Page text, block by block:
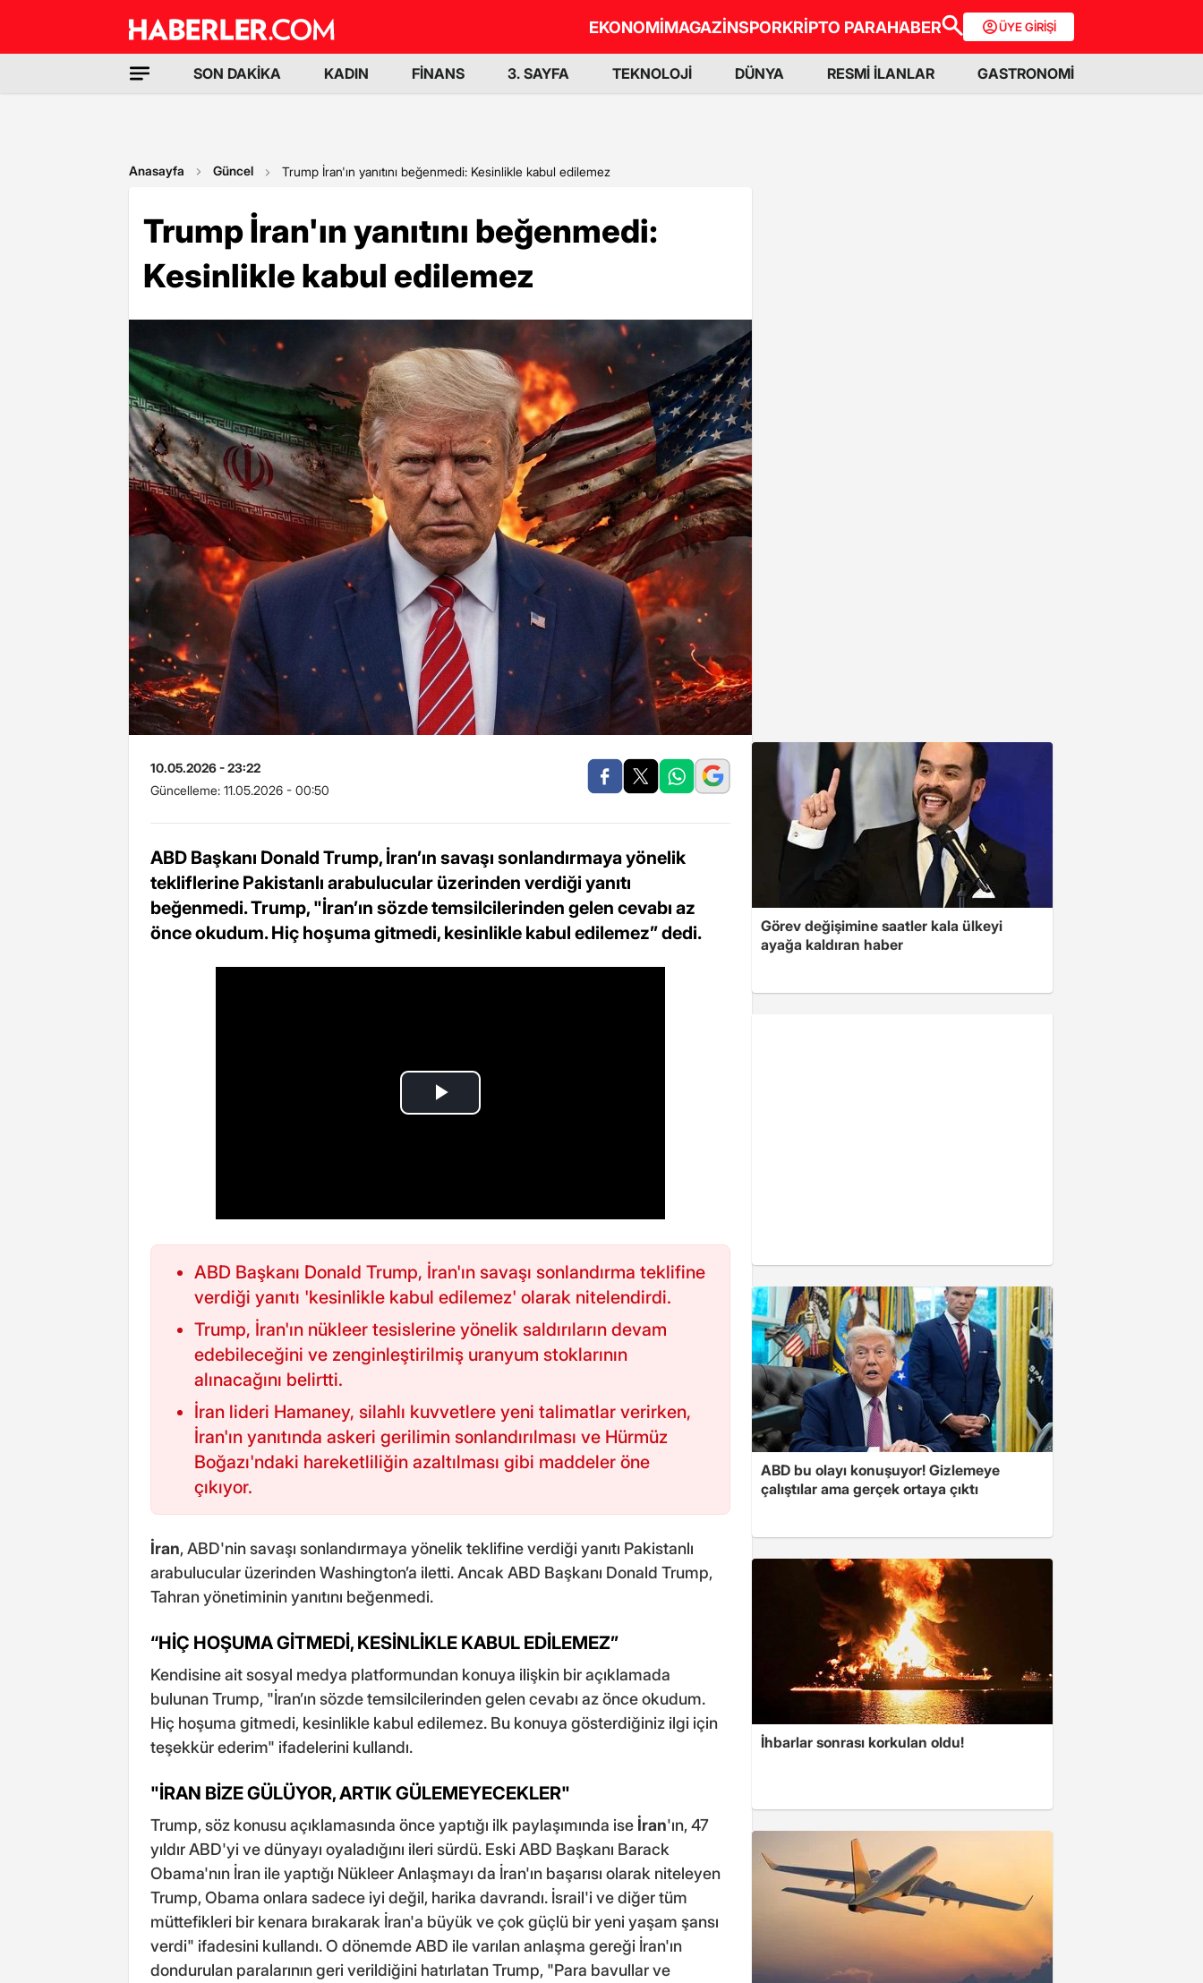
EKONOMİMAGAZİNSPORKRİPTO PARAHABER ÜYE GİRİŞİ
SON DAKİKA KADIN FİNANS 3. SAYFA TEKNOLOJİ DÜNYA RESMİ İLANLAR GASTRONOMİ
Anasayfa Güncel Trump İran'ın yanıtını beğenmedi: Kesinlikle kabul edilemez
Trump İran'ın yanıtını beğenmedi:
Kesinlikle kabul edilemez
10.05.2026 - 23:22
Güncelleme: 11.05.2026 - 00:50
ABD Başkanı Donald Trump, İran’ın savaşı sonlandırmaya yönelik
tekliflerine Pakistanlı arabulucular üzerinden verdiği yanıtı
beğenmedi. Trump, "İran’ın sözde temsilcilerinden gelen cevabı az
önce okudum. Hiç hoşuma gitmedi, kesinlikle kabul edilemez” dedi.
ABD Başkanı Donald Trump, İran'ın savaşı sonlandırma teklifine
verdiği yanıtı 'kesinlikle kabul edilemez' olarak nitelendirdi.
Trump, İran'ın nükleer tesislerine yönelik saldırıların devam
edebileceğini ve zenginleştirilmiş uranyum stoklarının
alınacağını belirtti.
İran lideri Hamaney, silahlı kuvvetlere yeni talimatlar verirken,
İran'ın yanıtında askeri gerilimin sonlandırılması ve Hürmüz
Boğazı'ndaki hareketliliğin azaltılması gibi maddeler öne
çıkıyor.
İran, ABD'nin savaşı sonlandırmaya yönelik teklifine verdiği yanıtı Pakistanlı
arabulucular üzerinden Washington’a iletti. Ancak ABD Başkanı Donald Trump,
Tahran yönetiminin yanıtını beğenmedi.
“HİÇ HOŞUMA GİTMEDİ, KESİNLİKLE KABUL EDİLEMEZ”
Kendisine ait sosyal medya platformundan konuya ilişkin bir açıklamada
bulunan Trump, "İran’ın sözde temsilcilerinden gelen cevabı az önce okudum.
Hiç hoşuma gitmedi, kesinlikle kabul edilemez. Bu konuya gösterdiğiniz ilgi için
teşekkür ederim" ifadelerini kullandı.
"İRAN BİZE GÜLÜYOR, ARTIK GÜLEMEYECEKLER"
Trump, söz konusu açıklamasında önce yaptığı ilk paylaşımında ise İran'ın, 47
yıldır ABD'yi ve dünyayı oyaladığını ileri sürdü. Eski ABD Başkanı Barack
Obama'nın İran ile yaptığı Nükleer Anlaşmayı da İran'ın başarısı olarak niteleyen
Trump, Obama onlara sadece iyi değil, harika davrandı. İsrail'i ve diğer tüm
müttefikleri bir kenara bırakarak İran'a büyük ve çok güçlü bir yeni yaşam şansı
verdi" ifadesini kullandı. O dönemde ABD ile varılan anlaşma gereği İran'ın
dondurulan paralarının geri verildiğini hatırlatan Trump, "Para bavullar ve
Görev değişimine saatler kala ülkeyi
ayağa kaldıran haber
ABD bu olayı konuşuyor! Gizlemeye
çalıştılar ama gerçek ortaya çıktı
İhbarlar sonrası korkulan oldu!